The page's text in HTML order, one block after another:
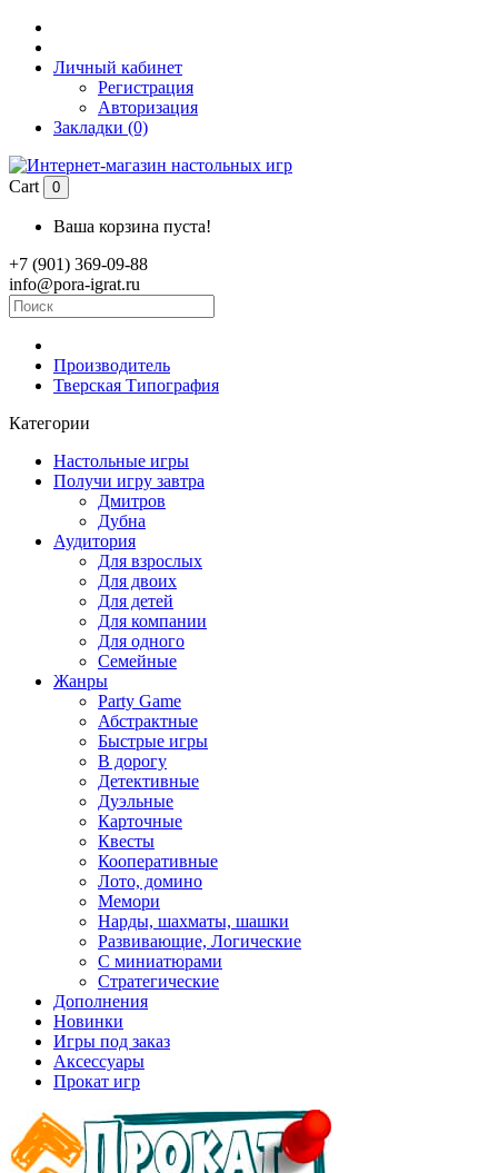
Личный кабинет
Регистрация
Авторизация
Закладки (0)
Cart 0
Ваша корзина пуста!
+7 (901) 369-09-88
info@pora-igrat.ru
Производитель
Тверская Типография
Категории
Настольные игры
Получи игру завтра
Дмитров
Дубна
Аудитория
Для взрослых
Для двоих
Для детей
Для компании
Для одного
Семейные
Жанры
Party Game
Абстрактные
Быстрые игры
В дорогу
Детективные
Дуэльные
Карточные
Квесты
Кооперативные
Лото, домино
Мемори
Нарды, шахматы, шашки
Развивающие, Логические
С миниатюрами
Стратегические
Дополнения
Новинки
Игры под заказ
Аксессуары
Прокат игр